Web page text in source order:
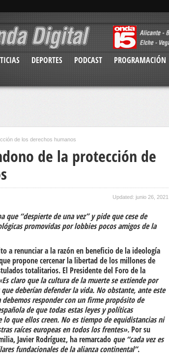
DEPORTES PODCAST PROGRAMACIÓN
de los derechos humanos
de la protección de
Updated: junio 26, 2021
que “despierte de una vez” y pide que cese de
promovidas por lobbies pocos amigos de la
a renunciar a la razón en beneficio de la ideología
propone cercenar la libertad de los millones de
totalitarios. El Presidente del Foro de la
claro que la cultura de la muerte se extiende por
deberían defender la vida. No obstante, ante este
responder con un firme propósito de
de que todas estas leyes y políticas
que ellos creen. No es tiempo de equidistancias ni
raíces europeas en todos los frentes». Por su
Javier Rodríguez, ha remarcado que “cada vez es
fundacionales de la alianza continental”.